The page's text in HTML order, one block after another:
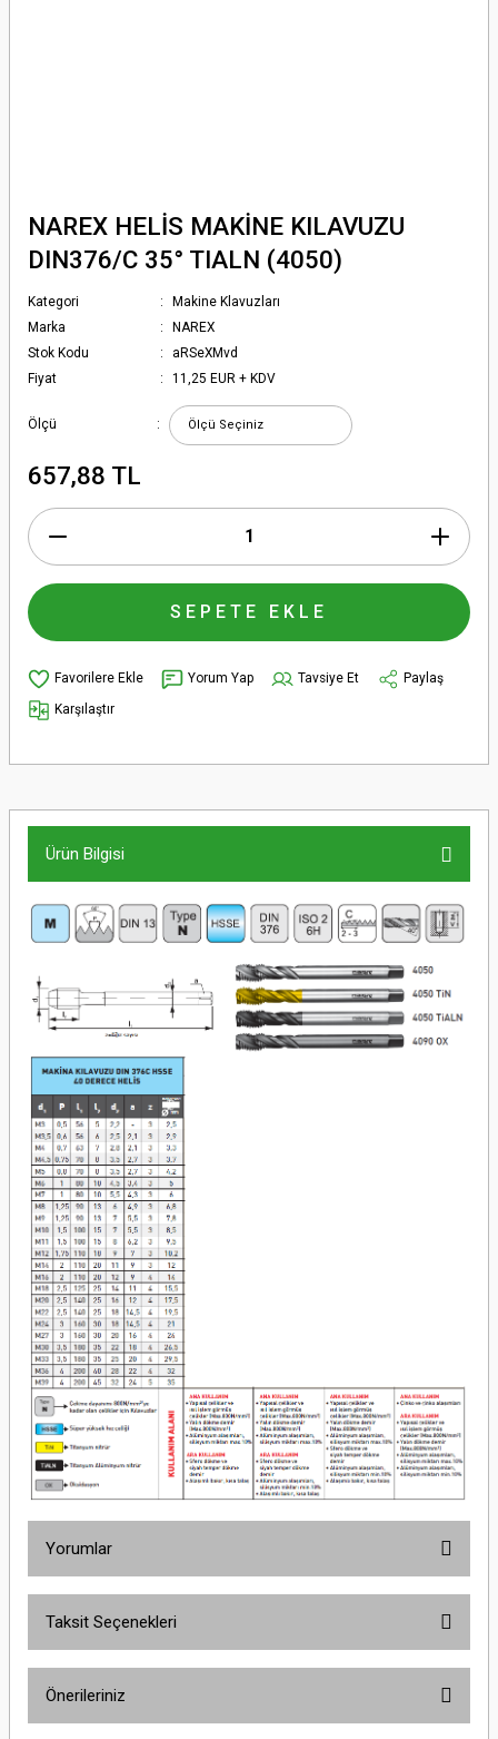
NAREX HELİS MAKİNE KILAVUZU
DIN376/C 35° TIALN (4050)
Kategori
Makine Klavuzları
Marka
NAREX
Stok Kodu
aRSeXMvd
Fiyat
11,25 EUR + KDV
Ölçü
657,88 TL
SEPETE EKLE
Yorum Yap Tavsiye Et
Paylaş
Karşılaştır
Ürün Bilgisi
Yorumlar
Taksit Seçenekleri
Önerileriniz